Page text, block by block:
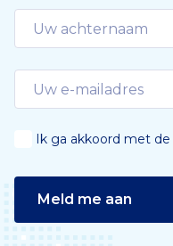
Ik ga akkoord met de
Meld me aan